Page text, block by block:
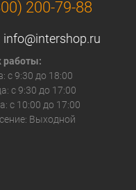
200-79-88
info@intershop.ru
работы:
с 9:30 до 18:00
с 9:30 до 17:00
с 10:00 до 17:00
Выходной